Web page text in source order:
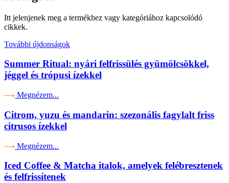
Itt jelenjenek meg a termékhez vagy kategóriához kapcsolódó
cikkek.
További újdonságok
Summer Ritual: nyári felfrissülés gyümölcsökkel,
jéggel és trópusi ízekkel
Megnézem...
Citrom, yuzu és mandarin: szezonális fagylalt friss
citrusos ízekkel
Megnézem...
Iced Coffee & Matcha italok, amelyek felébresztenek
és felfrissítenek